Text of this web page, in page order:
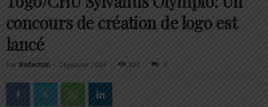
concours de création de logo est
lancé
Par Redaction - 24 janvier 2024 334 0